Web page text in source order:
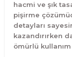
hacmi ve şık
pişirme
detayları
kazandırırken
ömürlü